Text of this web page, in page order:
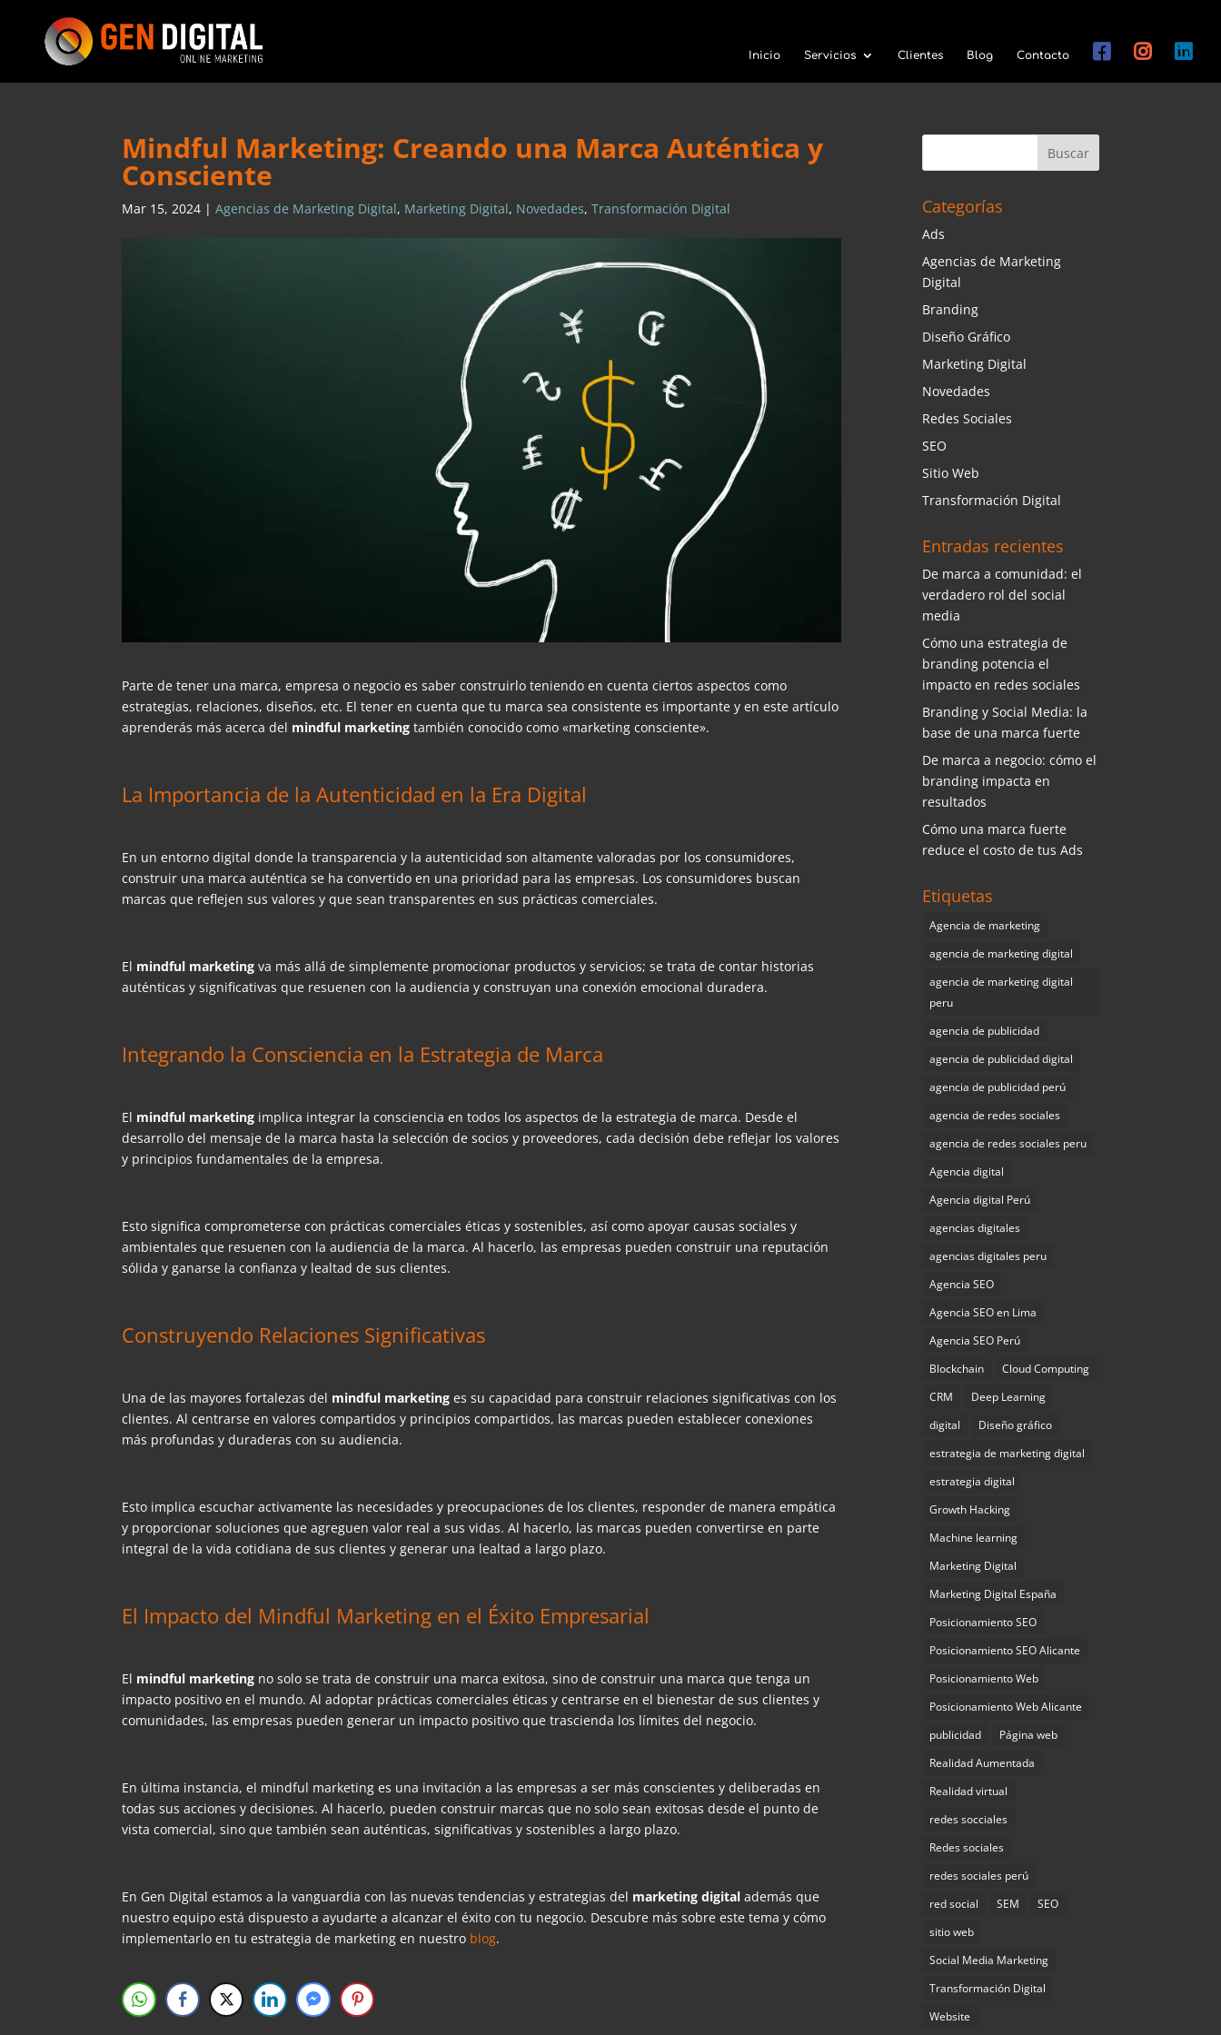
Inicio Servicios Clientes Blog Contacto
Mindful Marketing: Creando una Marca Auténtica y
Consciente
Mar 15, 2024 |Agencias de Marketing Digital, Marketing Digital, Novedades,Transformación Digital
Parte de tener una marca, empresa o negocio es saber construirlo teniendo en cuenta ciertos aspectos como
estrategias, relaciones, diseños, etc. El tener en cuenta que tu marca sea consistente es importante y en este artículo
aprenderás más acerca del mindful marketing también conocido como «marketing consciente».
La Importancia de la Autenticidad en la Era Digital
En un entorno digital donde la transparencia y la autenticidad son altamente valoradas por los consumidores,
construir una marca auténtica se ha convertido en una prioridad para las empresas. Los consumidores buscan
marcas que reflejen sus valores y que sean transparentes en sus prácticas comerciales.
El mindful marketing va más allá de simplemente promocionar productos y servicios; se trata de contar historias
auténticas y significativas que resuenen con la audiencia y construyan una conexión emocional duradera.
Integrando la Consciencia en la Estrategia de Marca
El mindful marketing implica integrar la consciencia en todos los aspectos de la estrategia de marca. Desde el
desarrollo del mensaje de la marca hasta la selección de socios y proveedores, cada decisión debe reflejar los valores
y principios fundamentales de la empresa.
Esto significa comprometerse con prácticas comerciales éticas y sostenibles, así como apoyar causas sociales y
ambientales que resuenen con la audiencia de la marca. Al hacerlo, las empresas pueden construir una reputación
sólida y ganarse la confianza y lealtad de sus clientes.
Construyendo Relaciones Significativas
Una de las mayores fortalezas del mindful marketing es su capacidad para construir relaciones significativas con los
clientes. Al centrarse en valores compartidos y principios compartidos, las marcas pueden establecer conexiones
más profundas y duraderas con su audiencia.
Esto implica escuchar activamente las necesidades y preocupaciones de los clientes, responder de manera empática
y proporcionar soluciones que agreguen valor real a sus vidas. Al hacerlo, las marcas pueden convertirse en parte
integral de la vida cotidiana de sus clientes y generar una lealtad a largo plazo.
El Impacto del Mindful Marketing en el Éxito Empresarial
El mindful marketing no solo se trata de construir una marca exitosa, sino de construir una marca que tenga un
impacto positivo en el mundo. Al adoptar prácticas comerciales éticas y centrarse en el bienestar de sus clientes y
comunidades, las empresas pueden generar un impacto positivo que trascienda los límites del negocio.
En última instancia, el mindful marketing es una invitación a las empresas a ser más conscientes y deliberadas en
todas sus acciones y decisiones. Al hacerlo, pueden construir marcas que no solo sean exitosas desde el punto de
vista comercial, sino que también sean auténticas, significativas y sostenibles a largo plazo.
En Gen Digital estamos a la vanguardia con las nuevas tendencias y estrategias del marketing digital además que
nuestro equipo está dispuesto a ayudarte a alcanzar el éxito con tu negocio. Descubre más sobre este tema y cómo
implementarlo en tu estrategia de marketing en nuestro blog.
Categorías
Ads
Agencias de Marketing
Digital
Branding
Diseño Gráfico
Marketing Digital
Novedades
Redes Sociales
SEO
Sitio Web
Transformación Digital
Entradas recientes
De marca a comunidad: el
verdadero rol del social
media
Cómo una estrategia de
branding potencia el
impacto en redes sociales
Branding y Social Media: la
base de una marca fuerte
De marca a negocio: cómo el
branding impacta en
resultados
Cómo una marca fuerte
reduce el costo de tus Ads
Etiquetas
Agencia de marketing
agencia de marketing digital
agencia de marketing digital
peru
agencia de publicidad
agencia de publicidad digital
agencia de publicidad perú
agencia de redes sociales
agencia de redes sociales peru
Agencia digital
Agencia digital Perú
agencias digitales
agencias digitales peru
Agencia SEO
Agencia SEO en Lima
Agencia SEO Perú
Blockchain
Cloud Computing
CRM
Deep Learning
digital
Diseño gráfico
estrategia de marketing digital
estrategia digital
Growth Hacking
Machine learning
Marketing Digital
Marketing Digital España
Posicionamiento SEO
Posicionamiento SEO Alicante
Posicionamiento Web
Posicionamiento Web Alicante
publicidad
Página web
Realidad Aumentada
Realidad virtual
redes socciales
Redes sociales
redes sociales perú
red social
SEM
SEO
sitio web
Social Media Marketing
Transformación Digital
Website